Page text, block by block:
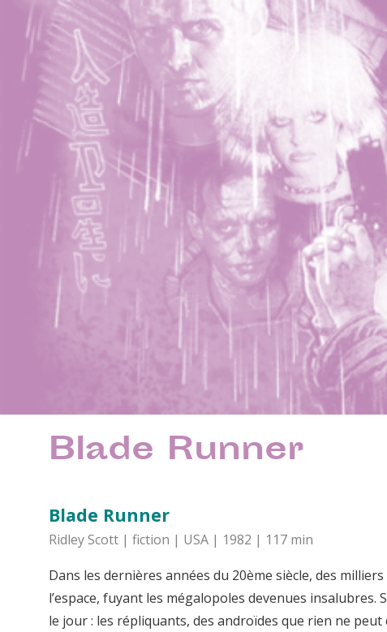
Blade Runner
Blade Runner
Ridley Scott | fiction | USA | 1982 | 117 min
Dans les dernières années du 20ème siècle, des
l’espace, fuyant les mégalopoles devenues insalubres.
le jour : les répliquants, des androïdes que rien ne peut